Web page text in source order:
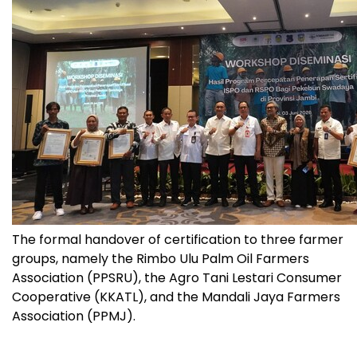
The formal handover of certification to three farmer
groups, namely the Rimbo Ulu Palm Oil Farmers
Association (PPSRU), the Agro Tani Lestari Consumer
Cooperative (KKATL), and the Mandali Jaya Farmers
Association (PPMJ).